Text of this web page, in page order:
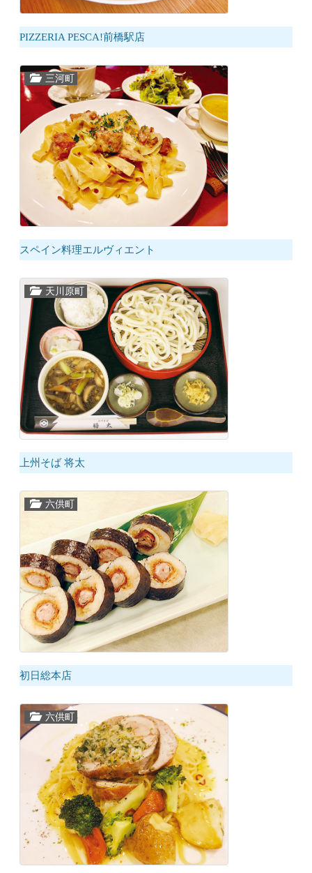
PIZZERIA PESCA!前橋駅店
三河町
スペイン料理エルヴィエント
天川原町
上州そば 将太
六供町
初日総本店
六供町